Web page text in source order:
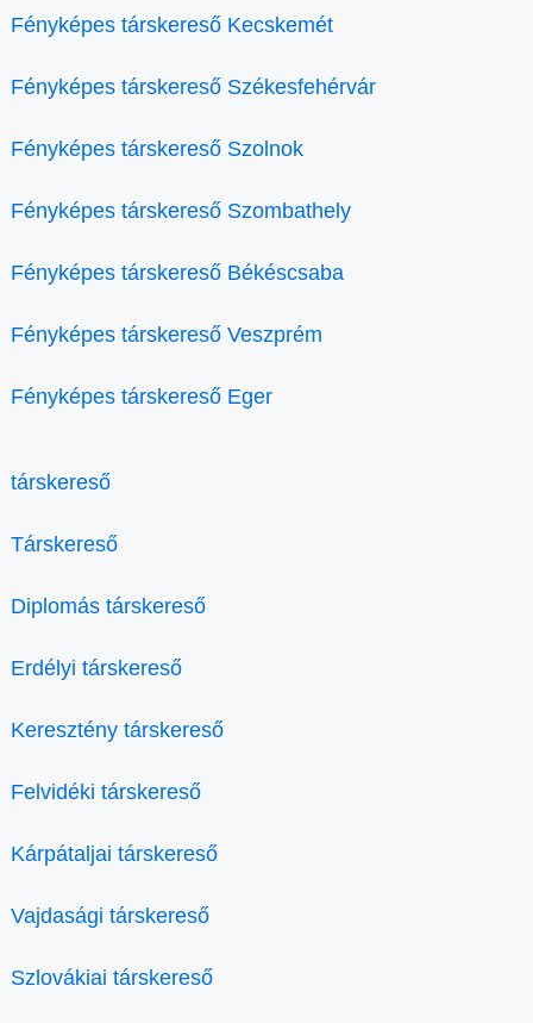
Fényképes társkereső Kecskemét
Fényképes társkereső Székesfehérvár
Fényképes társkereső Szolnok
Fényképes társkereső Szombathely
Fényképes társkereső Békéscsaba
Fényképes társkereső Veszprém
Fényképes társkereső Eger
társkereső
Társkereső
Diplomás társkereső
Erdélyi társkereső
Keresztény társkereső
Felvidéki társkereső
Kárpátaljai társkereső
Vajdasági társkereső
Szlovákiai társkereső